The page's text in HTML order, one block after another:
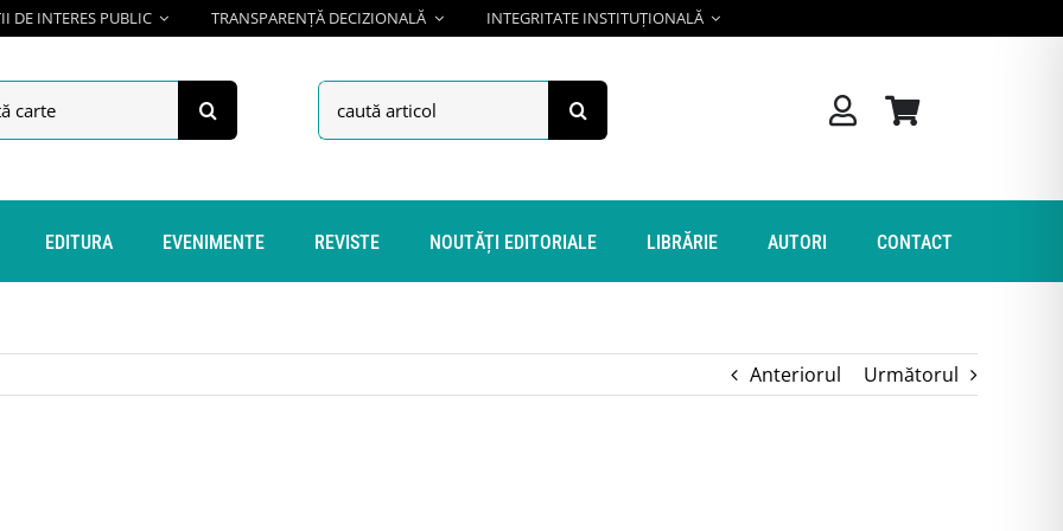
DE INTERES PUBLIC TRANSPARENȚĂ DECIZIONALĂ INTEGRITATE INSTITUȚIONALĂ
Search
for:
EDITURA EVENIMENTE REVISTE NOUTĂȚI EDITORIALE LIBRĂRIE AUTORI CONTACT
Anteriorul Următorul